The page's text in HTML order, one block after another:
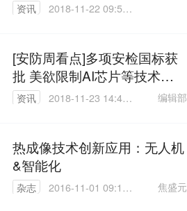
资讯
2018-11-22 09:59:
[安防周看点]多项安检国标获
批 美欲限制AI芯片等技术出
口
资讯
2018-11-23 14:46:
编辑部
热成像技术创新应用：无人机
&智能化
杂志
2016-11-01 09:10:
焦盛元